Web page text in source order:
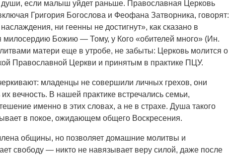
если малыш уйдет раньше. Православная Церковь
Григория Богослова и Феофана Затворника, говорят:
ни геенны не достигнут», как сказано в
милосердию Божию — Тому, у Кого «обителей много» (Ин.
матери еще в утробе, не забыты: Церковь молится о
Православной Церкви и принятым в практике ПЦУ.
младенцы не совершили личных грехов, они
вечность. В нашей практике встречались семьи,
именно в этих словах, а не в страхе. Душа такого
в покое, ожидающем общего Воскресения.
общины, но позволяет домашние молитвы и
свободу — никто не навязывает веру силой, даже после